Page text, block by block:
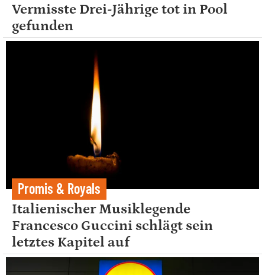
Vermisste Drei-Jährige tot in Pool
gefunden
Promis & Royals
Italienischer Musiklegende
Francesco Guccini schlägt sein
letztes Kapitel auf